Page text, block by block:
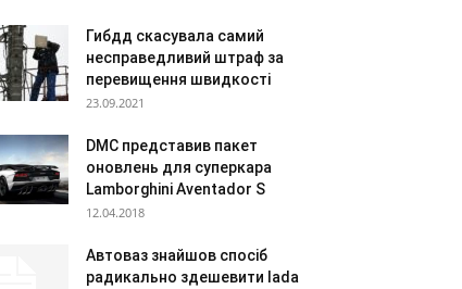
Гибдд скасувала самий
несправедливий штраф за
перевищення швидкості
23.09.2021
DMC представив пакет
оновлень для суперкара
Lamborghini Aventador S
12.04.2018
Автоваз знайшов спосіб
радикально здешевити lada